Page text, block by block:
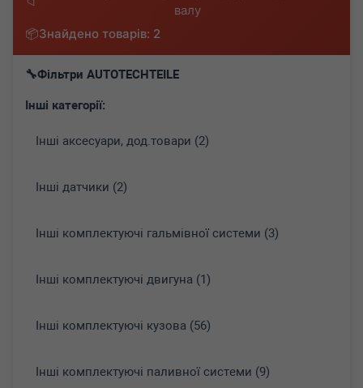
валу
Знайдено товарів: 2
Фільтри AUTOTECHTEILE
Інші категорії:
Інші аксесуари, дод.товари (2)
Інші датчики (2)
Інші комплектуючі гальмівної системи (3)
Інші комплектуючі двигуна (1)
Інші комплектуючі кузова (56)
Інші комплектуючі паливної системи (9)